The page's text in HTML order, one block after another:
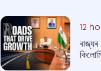
12
ৰাজ্যৰ